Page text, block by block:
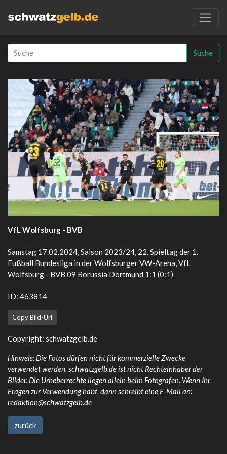
Suche
VfL Wolfsburg - BVB
Samstag 17.02.2024, Saison 2023/24, 22. Spieltag der 1.
Fußball Bundesliga in der Wolfsburger VW-Arena, VfL
Wolfsburg - BVB 09 Borussia Dortmund 1:1 (0:1)
ID: 463814
Copy Bild-Url
Copyright: schwatzgelb.de
Hinweis: Die Fotos dürfen nicht für kommerzielle Zwecke
verwendet werden. schwatzgelb.de ist nicht Rechteinhaber der
Bilder. Die Urheberrechte liegen allein beim Fotografen. Wenn Ihr
Fragen zur Verwendung habt, dann schreibt eine E-Mail an:
redaktion@schwatzgelb.de
zurück